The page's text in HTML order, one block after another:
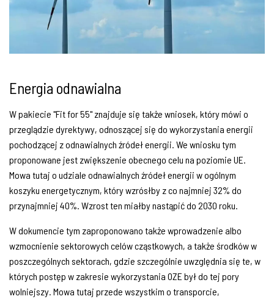
Energia odnawialna
W pakiecie "Fit for 55" znajduje się także wniosek, który mówi o
przeglądzie dyrektywy, odnoszącej się do wykorzystania energii
pochodzącej z odnawialnych źródeł energii. We wniosku tym
proponowane jest zwiększenie obecnego celu na poziomie UE.
Mowa tutaj o udziale odnawialnych źródeł energii w ogólnym
koszyku energetycznym, który wzrósłby z co najmniej 32% do
przynajmniej 40%. Wzrost ten miałby nastąpić do 2030 roku.
W dokumencie tym zaproponowano także wprowadzenie albo
wzmocnienie sektorowych celów cząstkowych, a także środków w
poszczególnych sektorach, gdzie szczególnie uwzględnia się te, w
których postęp w zakresie wykorzystania OZE był do tej pory
wolniejszy. Mowa tutaj przede wszystkim o transporcie,